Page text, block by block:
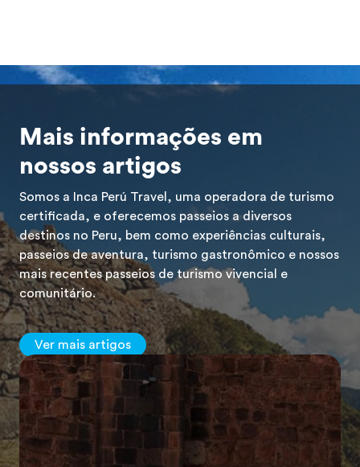
Mais informações em
nossos artigos
Somos a Inca Perú Travel, uma operadora de turismo
certificada, e oferecemos passeios a diversos
destinos no Peru, bem como experiências culturais,
passeios de aventura, turismo gastronômico e nossos
mais recentes passeios de turismo vivencial e
comunitário.
Ver mais artigos